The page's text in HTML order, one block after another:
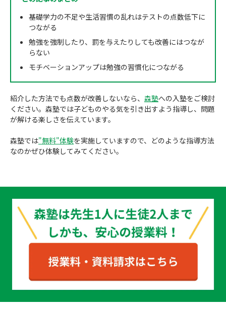
基礎学力の不足や生活習慣の乱れはテストの点数低下に
つながる
勉強を強制したり、罰を与えたりしても改善にはつなが
らない
モチベーションアップは勉強の習慣化につながる
紹介した方法でも点数が改善しないなら、 森塾への入塾をご検討
ください。森塾では子どものやる気を引き出すよう指導し、問題
が解ける楽しさを伝えています。
森塾では"無料"体験を実施していますので、どのような指導方法
なのかぜひ体験してみてください。